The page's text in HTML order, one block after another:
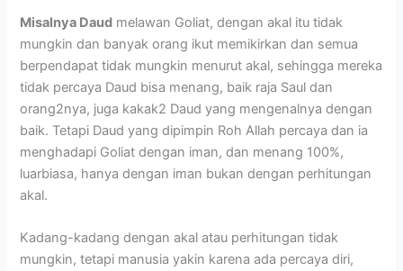
Misalnya Daud melawan Goliat, dengan akal itu tidak
mungkin dan banyak orang ikut memikirkan dan semua
berpendapat tidak mungkin menurut akal, sehingga mereka
tidak percaya Daud bisa menang, baik raja Saul dan
orang2nya, juga kakak2 Daud yang mengenalnya dengan
baik. Tetapi Daud yang dipimpin Roh Allah percaya dan ia
menghadapi Goliat dengan iman, dan menang 100%,
luarbiasa, hanya dengan iman bukan dengan perhitungan
akal.
Kadang-kadang dengan akal atau perhitungan tidak
mungkin, tetapi manusia yakin karena ada percaya diri,